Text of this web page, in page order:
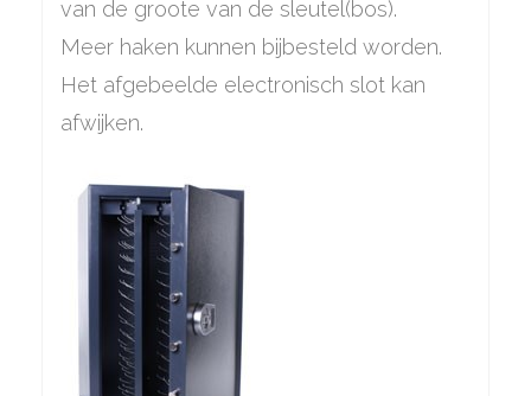
van de groote van de sleutel(bos).
Meer haken kunnen bijbesteld worden.
Het afgebeelde electronisch slot kan
afwijken.